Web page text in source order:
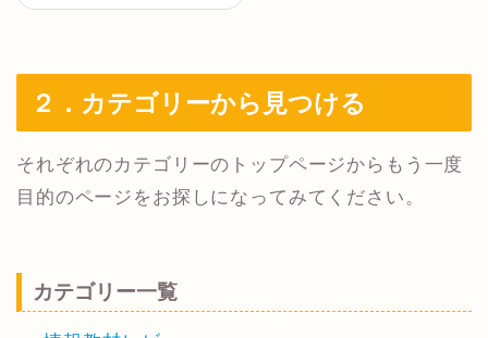
２．カテゴリーから見つける
それぞれのカテゴリーのトップページからもう一度
目的のページをお探しになってみてください。
カテゴリー一覧